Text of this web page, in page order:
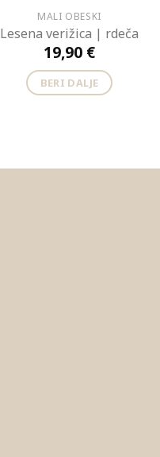
MALI OBESKI
Lesena verižica | rdeča
19,90 €
BERI DALJE